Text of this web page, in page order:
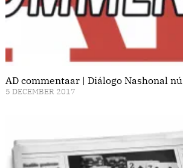
AD commentaar | Diálogo Nashonal nú
5 DECEMBER 2017